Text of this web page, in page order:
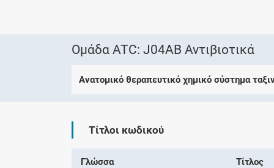
Ομάδα ATC: J04AB Αντιβιοτικά
Ανατομικό θεραπευτικό χημικό σύστημα
Τίτλοι κωδικού
Γλώσσα Τίτλος